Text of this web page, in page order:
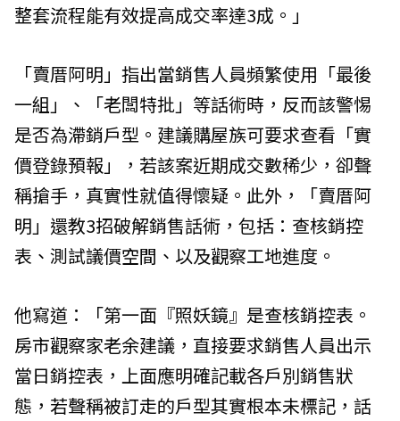
整套流程能有效提高成交率達3成。」
「賣厝阿明」指出當銷售人員頻繁使用「最後
一組」、「老闆特批」等話術時，反而該警惕
是否為滯銷戶型。建議購屋族可要求查看「實
價登錄預報」，若該案近期成交數稀少，卻聲
稱搶手，真實性就值得懷疑。此外，「賣厝阿
明」還教3招破解銷售話術，包括：查核銷控
表、測試議價空間、以及觀察工地進度。
他寫道：「第一面『照妖鏡』是查核銷控表。
房市觀察家老余建議，直接要求銷售人員出示
當日銷控表，上面應明確記載各戶別銷售狀
態，若聲稱被訂走的戶型其實根本未標記，話